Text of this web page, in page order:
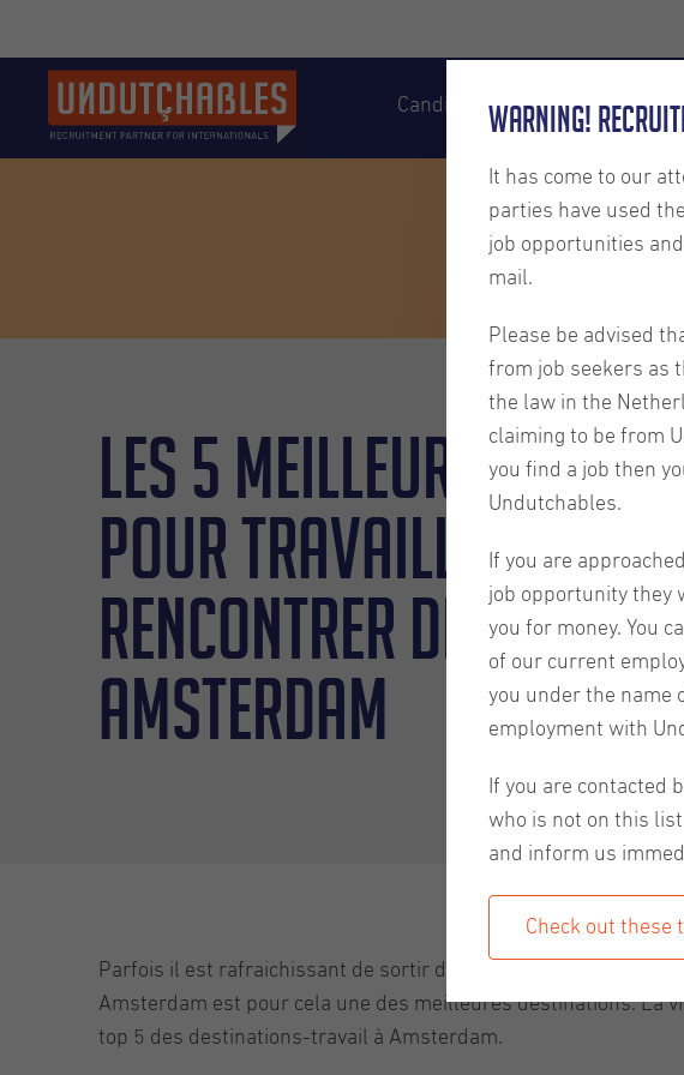
Candidates Employers
Les 5 meilleurs
pour travailler et
rencontrer des
Amsterdam
Parfois il est rafraichissant de sortir de sa zone de travail
Amsterdam est pour cela une des meilleures destinations. La
top 5 des destinations-travail à Amsterdam.
Warning!
It has come to our
parties have used
job opportunities
mail.
Please be advised
from job seekers as
the law in the
claiming to be from
you find a job then
Undutchables.
If you are
job opportunity they
you for money. You
of our current
you under the name
employment with
If you are contacted
who is not on this
and inform us
Check out these